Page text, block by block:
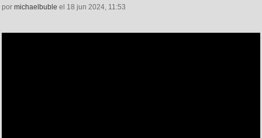
por michaelbuble el 18 jun 2024, 11:53